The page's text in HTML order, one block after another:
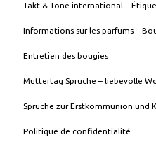
Takt & Tone international –
Informations sur les parfums –
Entretien des bougies
Muttertag Sprüche – liebevolle
Sprüche zur Erstkommunion und
Politique de confidentialité